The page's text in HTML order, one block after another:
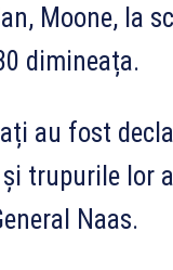
Moone, la
dimineața.
au fost
trupurile lor
Naas.